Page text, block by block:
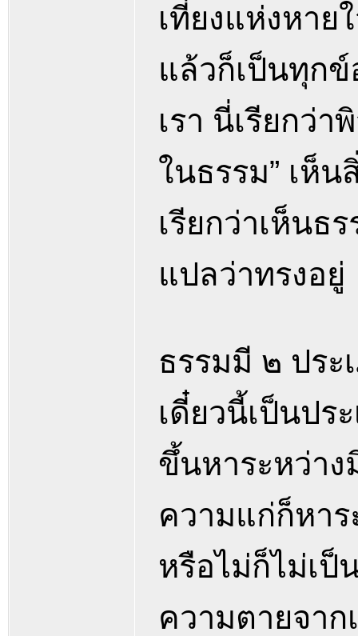
เที่ยงแห่งหาย
แล้วก็เป็นทุกข์
เรา นี่เรียกว่า
ในธรรม” เห็
เรียกว่าเห็นธ
แปลว่าทรงอยู่
ธรรมมี ๒ ประ
เดี๋ยวนี้เป็นปร
ขึ้นหาระหว่าง
ความแก่ก็หาร
หรือไม่ก็ไม่เป็
ความตายจาก